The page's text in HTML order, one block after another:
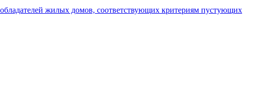
жилых домов, соответствующих критериям пустующих